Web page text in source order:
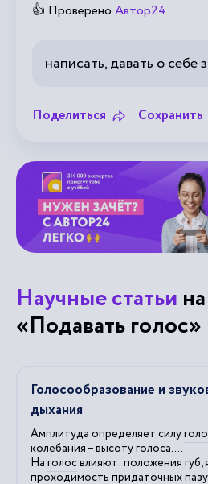
👍 Проверено Автор24
написать, давать о себе
Поделиться Сохранить
Научные статьи
«Подавать голос»
Голосообразование и
дыхания
Амплитуда определяет силу
колебания – высотуголоса....
На голосвлияют: положения губ,
проходимость придаточных